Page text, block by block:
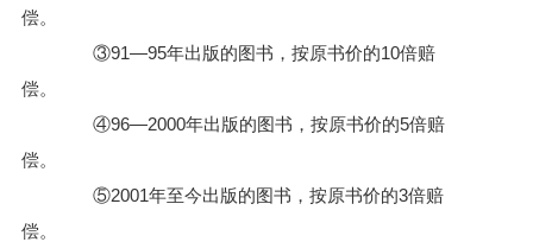
偿。
③91—95年出版的图书，按原书价的10倍赔
偿。
④96—2000年出版的图书，按原书价的5倍赔
偿。
⑤2001年至今出版的图书，按原书价的3倍赔
偿。